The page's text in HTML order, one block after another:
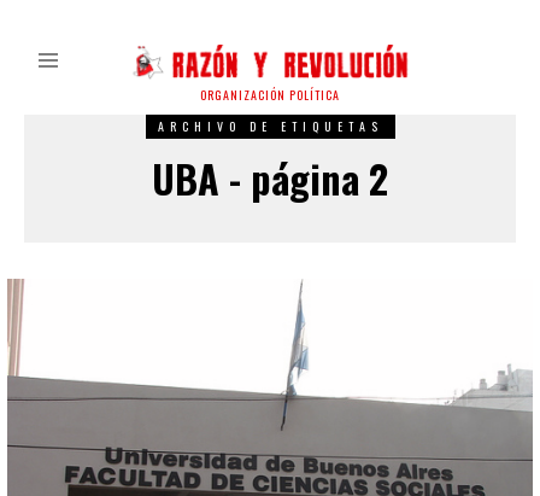
ORGANIZACIÓN POLÍTICA
ARCHIVO DE ETIQUETAS
UBA - página 2